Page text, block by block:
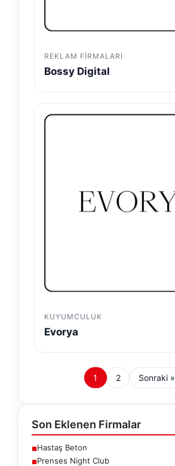
REKLAM FIRMALARI
Bossy Digital
KUYUMCULUK
Evorya
1 2 Sonraki »
Son Eklenen Firmalar
■Hastaş Beton
■Prenses Night Club